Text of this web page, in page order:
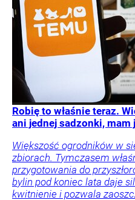
Robię to właśnie teraz.
ani jednej sadzonki, mam
Większość ogrodników w
zbiorach. Tymczasem
przygotowania do
bylin pod koniec lata daje
kwitnienie i pozwala